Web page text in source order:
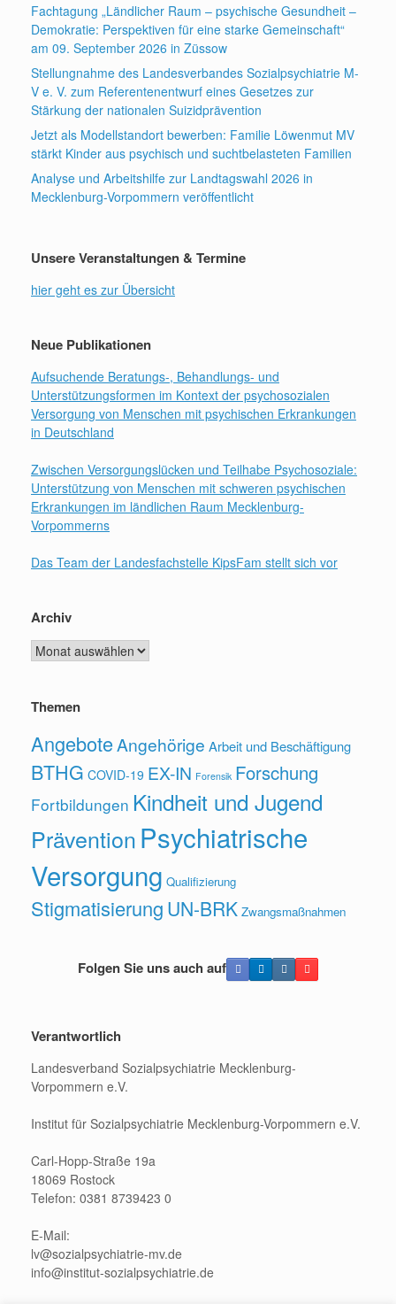
Fachtagung „Ländlicher Raum – psychische Gesundheit –
Demokratie: Perspektiven für eine starke Gemeinschaft“
am 09. September 2026 in Züssow
Stellungnahme des Landesverbandes Sozialpsychiatrie M-
V e. V. zum Referentenentwurf eines Gesetzes zur
Stärkung der nationalen Suizidprävention
Jetzt als Modellstandort bewerben: Familie Löwenmut MV
stärkt Kinder aus psychisch und suchtbelasteten Familien
Analyse und Arbeitshilfe zur Landtagswahl 2026 in
Mecklenburg-Vorpommern veröffentlicht
Unsere Veranstaltungen & Termine
hier geht es zur Übersicht
Neue Publikationen
Aufsuchende Beratungs-, Behandlungs- und
Unterstützungsformen im Kontext der psychosozialen
Versorgung von Menschen mit psychischen Erkrankungen
in Deutschland
Zwischen Versorgungslücken und Teilhabe Psychosoziale:
Unterstützung von Menschen mit schweren psychischen
Erkrankungen im ländlichen Raum Mecklenburg-
Vorpommerns
Das Team der Landesfachstelle KipsFam stellt sich vor
Archiv
Archiv
Themen
AngeboteAngehörige Arbeit und Beschäftigung
BTHG COVID-19 EX-IN Forensik Forschung
Fortbildungen Kindheit und Jugend
PräventionPsychiatrische
Versorgung Qualifizierung
Stigmatisierung UN-BRK Zwangsmaßnahmen
Folgen Sie uns auch auf
Verantwortlich
Landesverband Sozialpsychiatrie Mecklenburg-
Vorpommern e.V.
Institut für Sozialpsychiatrie Mecklenburg-Vorpommern e.V.
Carl-Hopp-Straße 19a
18069 Rostock
Telefon: 0381 8739423 0
E-Mail:
lv@sozialpsychiatrie-mv.de
info@institut-sozialpsychiatrie.de